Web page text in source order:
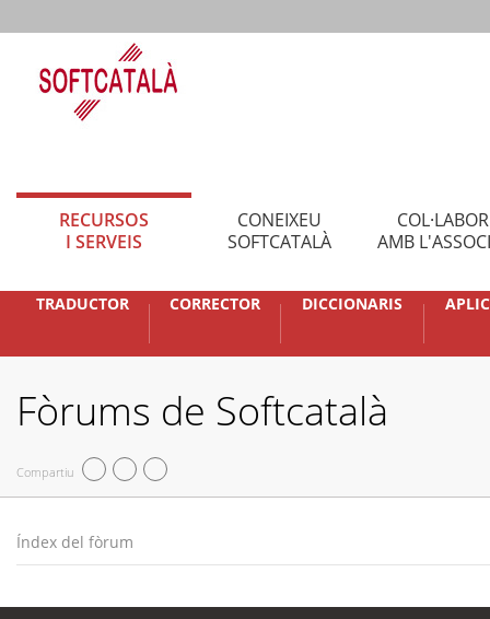
RECURSOS
I SERVEIS
CONEIXEU
SOFTCATALÀ
AMB
TRADUCTOR CORRECTOR DICCIONARIS
Fòrums de Softcatalà
Compartiu
Índex del fòrum